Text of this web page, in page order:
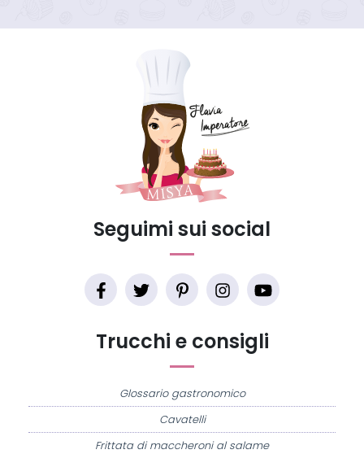
Trucchi e consigli
Glossario gastronomico
Cavatelli
Frittata di maccheroni al salame
Seguimi sui social